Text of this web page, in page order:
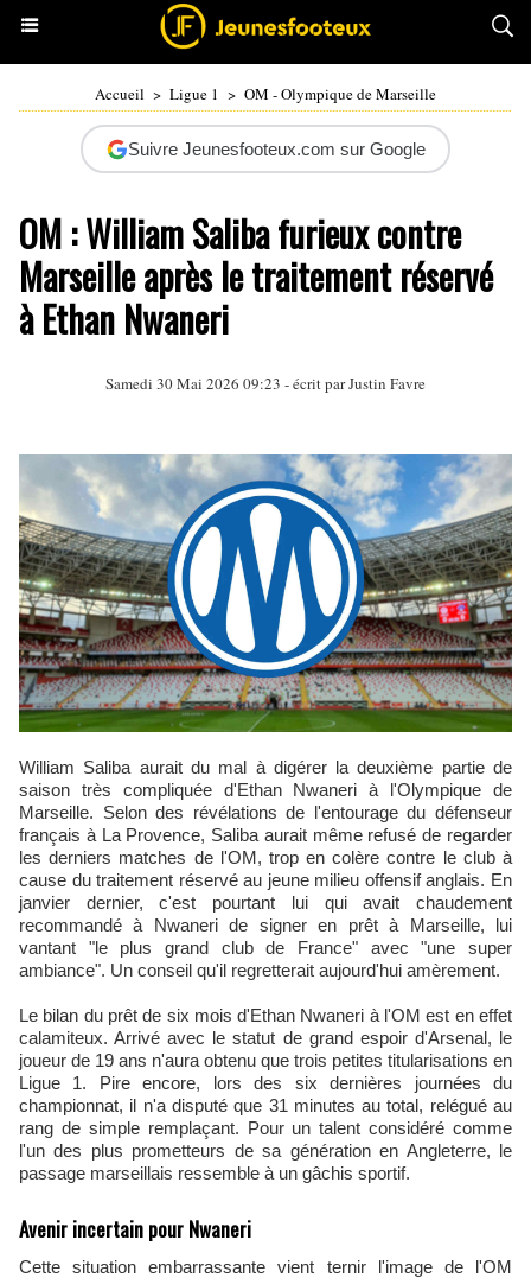
Accueil > Ligue 1 > OM - Olympique de Marseille
Suivre Jeunesfooteux.com sur Google
OM : William Saliba furieux contre
Marseille après le traitement réservé
à Ethan Nwaneri
Samedi 30 Mai 2026 09:23 - écrit parJustin Favre
William Saliba aurait du mal à digérer la deuxième partie de
saison très compliquée d'Ethan Nwaneri à l'Olympique de
Marseille. Selon des révélations de l'entourage du défenseur
français à La Provence, Saliba aurait même refusé de regarder
les derniers matches de l'OM, trop en colère contre le club à
cause du traitement réservé au jeune milieu offensif anglais. En
janvier dernier, c'est pourtant lui qui avait chaudement
recommandé à Nwaneri de signer en prêt à Marseille, lui
vantant "le plus grand club de France" avec "une super
ambiance". Un conseil qu'il regretterait aujourd'hui amèrement.
Le bilan du prêt de six mois d'Ethan Nwaneri à l'OM est en effet
calamiteux. Arrivé avec le statut de grand espoir d'Arsenal, le
joueur de 19 ans n'aura obtenu que trois petites titularisations en
Ligue 1. Pire encore, lors des six dernières journées du
championnat, il n'a disputé que 31 minutes au total, relégué au
rang de simple remplaçant. Pour un talent considéré comme
l'un des plus prometteurs de sa génération en Angleterre, le
passage marseillais ressemble à un gâchis sportif.
Avenir incertain pour Nwaneri
Cette situation embarrassante vient ternir l'image de l'OM